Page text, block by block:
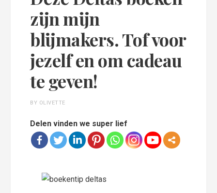
zijn mijn
blijmakers. Tof voor
jezelf en om cadeau
te geven!
BY OLIVETTE
Delen vinden we super lief